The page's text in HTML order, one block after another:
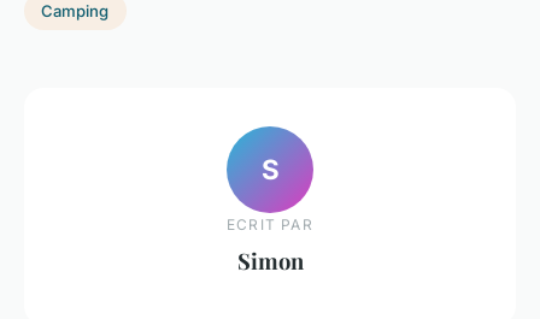
Camping
S
ECRIT PAR
Simon